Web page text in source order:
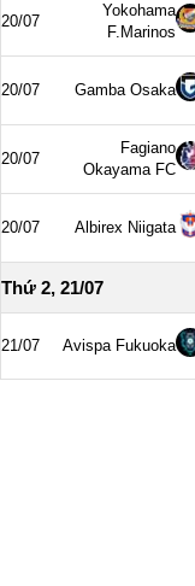
20/07
Yokohama
F.Marinos
20/07 Gamba Osaka
20/07
Fagiano
Okayama FC
20/07 Albirex Niigata
Thứ 2, 21/07
21/07 Avispa Fukuoka